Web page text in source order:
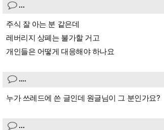
...
주식 잘 아는 분 같은데
레버리지 상폐는 불가할 거고
개인들은 어떻게 대응해야 하나요
….
누가 쓰레드에 쓴 글인데 원글님이 그 분인가요?
...